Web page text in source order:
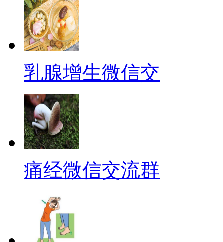
乳腺增生微信交
痛经微信交流群